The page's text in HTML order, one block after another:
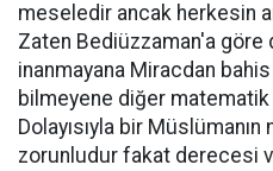
meseledir ancak herkesin
Zaten Bediüzzaman'a göre
inanmayana Miracdan
bilmeyene diğer matematik
Dolayısıyla bir
zorunludur fakat derecesi